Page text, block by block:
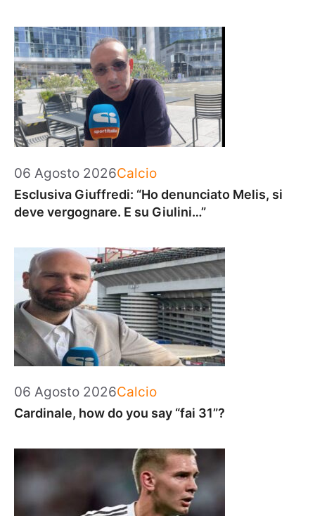
06 Agosto 2026Categorie
Calcio
Esclusiva Giuffredi: “Ho denunciato Melis, si
deve vergognare. E su Giulini…”
06 Agosto 2026Categorie
Calcio
Cardinale, how do you say “fai 31”?